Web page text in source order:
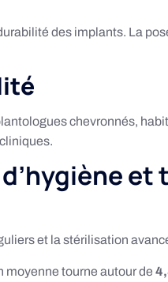
des implants. La
chevronnés,
et
et la stérilisation
moyenne tourne autour de